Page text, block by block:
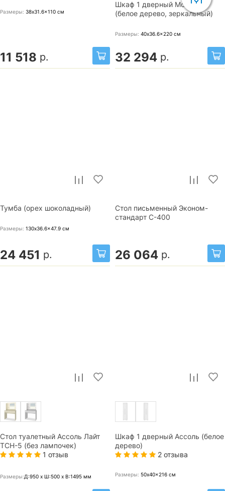
Размеры: 38x31.6x110 см
11 518 р.
Шкаф 1 дверный Монблан
(белое дерево, зеркальный)
Размеры: 40x36.6x220 см
32 294 р.
Тумба (орех шоколадный)
Размеры: 130x36.6x47.9 см
24 451 р.
Стол письменный Эконом-
стандарт С-400
26 064 р.
Стол туалетный Ассоль Лайт
ТСН-5 (без лампочек)
1 отзыв
Размеры:Д:950 x Ш:500 x В:1495 мм
Шкаф 1 дверный Ассоль (белое
дерево)
2 отзыва
Размеры: 50x40x216 см